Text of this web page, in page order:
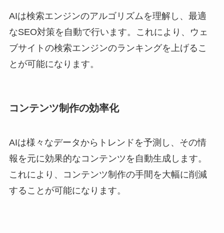
AIは検索エンジンのアルゴリズムを理解し、最適
なSEO対策を自動で行います。これにより、ウェ
ブサイトの検索エンジンのランキングを上げるこ
とが可能になります。
コンテンツ制作の効率化
AIは様々なデータからトレンドを予測し、その情
報を元に効果的なコンテンツを自動生成します。
これにより、コンテンツ制作の手間を大幅に削減
することが可能になります。